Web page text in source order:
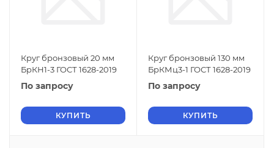
Круг бронзовый 20 мм
БрКН1-3 ГОСТ 1628-2019
По запросу
КУПИТЬ
Круг бронзовый 130 мм
БрКМц3-1 ГОСТ 1628-2019
По запросу
КУПИТЬ